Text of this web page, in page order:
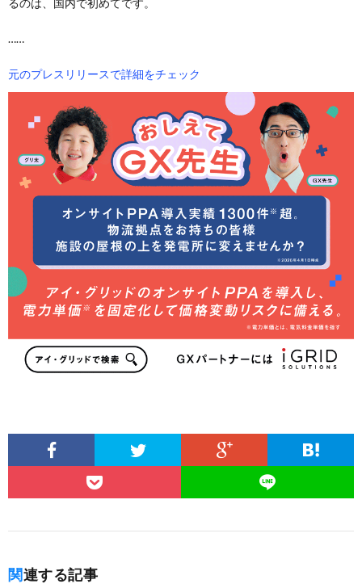
……
元のプレスリリースで詳細をチェック
関連する記事